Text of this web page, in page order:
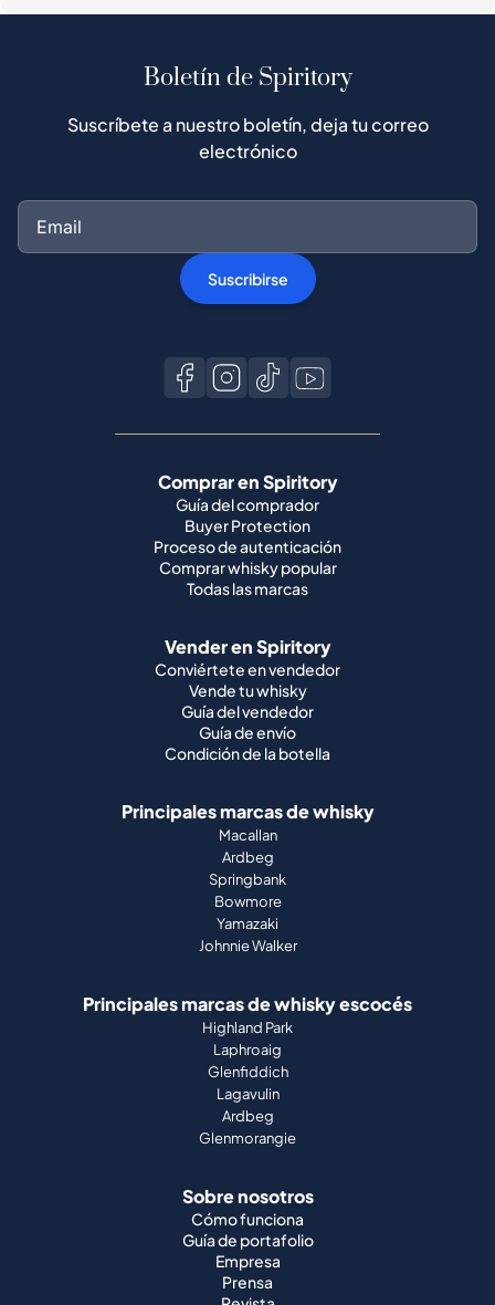
Boletín de Spiritory
Suscríbete a nuestro boletín, deja tu correo
electrónico
Suscribirse
Comprar en Spiritory
Guía del comprador
Buyer Protection
Proceso de autenticación
Comprar whisky popular
Todas las marcas
Vender en Spiritory
Conviértete en vendedor
Vende tu whisky
Guía del vendedor
Guía de envío
Condición de la botella
Principales marcas de whisky
Macallan
Ardbeg
Springbank
Bowmore
Yamazaki
Johnnie Walker
Principales marcas de whisky escocés
Highland Park
Laphroaig
Glenfiddich
Lagavulin
Ardbeg
Glenmorangie
Sobre nosotros
Cómo funciona
Guía de portafolio
Empresa
Prensa